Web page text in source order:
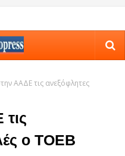
ΑΑΔΕ τις ανεξόφλητες
ο ΤΟΕΒ